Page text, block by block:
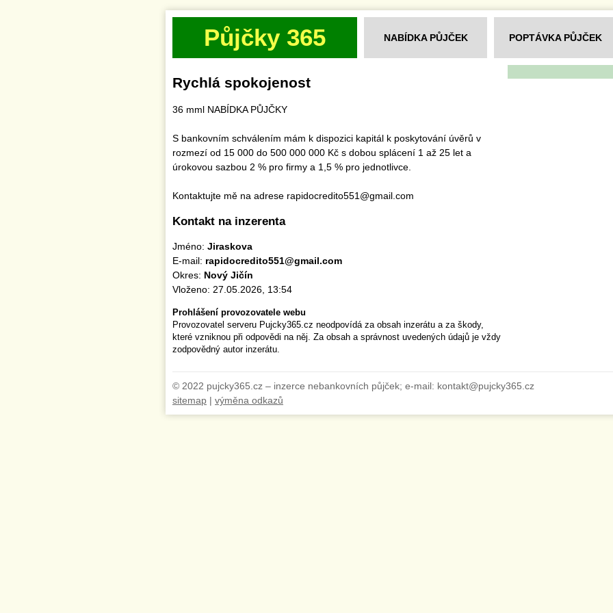
Půjčky 365 NABÍDKA PŮJČEK POPTÁVKA PŮJČEK
Rychlá spokojenost
36 mml NABÍDKA PŮJČKY
S bankovním schválením mám k dispozici kapitál k poskytování úvěrů v
rozmezí od 15 000 do 500 000 000 Kč s dobou splácení 1 až 25 let a
úrokovou sazbou 2 % pro firmy a 1,5 % pro jednotlivce.
Kontaktujte mě na adrese rapidocredito551@gmail.com
Kontakt na inzerenta
Jméno: Jiraskova
E-mail: rapidocredito551@gmail.com
Okres: Nový Jičín
Vloženo: 27.05.2026, 13:54
Prohlášení provozovatele webu
Provozovatel serveru Pujcky365.cz neodpovídá za obsah inzerátu a za škody,
které vzniknou při odpovědi na něj. Za obsah a správnost uvedených údajů je vždy
zodpovědný autor inzerátu.
© 2022 pujcky365.cz – inzerce nebankovních půjček; e-mail: kontakt@pujcky365.cz
sitemap | výměna odkazů